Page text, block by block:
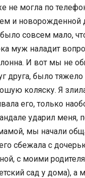
не могла по
и новорожденной
совсем мало,
муж наладит
И вот мы не
друга, было
коляску. Я
его, только
ударил меня,
мы начали
сбежала с
с моими
сад у дома), а